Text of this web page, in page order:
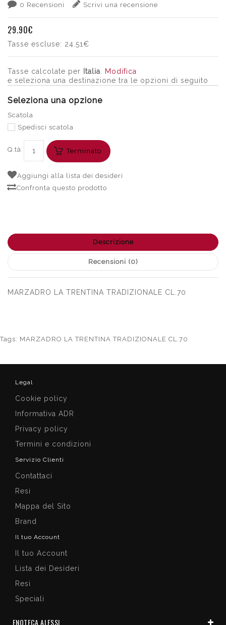
0 Recensioni Scrivi una recensione
29.90€
Tasse escluse: 24.51€
Tasse calcolate per Italia
Modifica
e seleziona una destinazione tra le opzioni di seguito
Seleziona una opzione
Scatola
Spedisci scatola
Q.tà Terminato
Aggiungi alla lista dei desideri
Confronta questo prodotto
Descrizione
Recensioni (0)
MARZADRO LA TRENTINA TRADIZIONALE CL.70
Tags: MARZADRO LA TRENTINA TRADIZIONALE CL.70
Legal
Cookie policy
Informativa ADR
Privacy policy
Termini e condizioni
Servizio Clienti
Contattaci
Resi
Mappa del Sito
Brand
Il tuo Account
Il tuo Account
Lista dei Desideri
Resi
Speciali
ENOTECA ALESSI